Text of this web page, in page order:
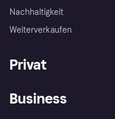
Nachhaltigkeit
Weiterverkaufen
Privat
Business